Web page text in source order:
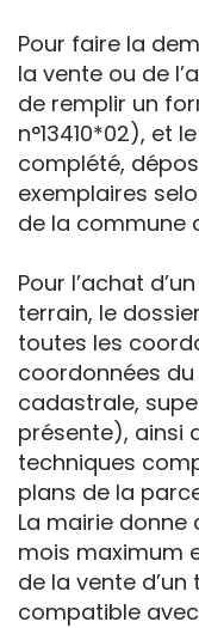
Pour faire la
la vente ou de
de remplir un
n°13410*02), et
complété,
exemplaires
de la commune
Pour l’achat
terrain, le
toutes les
coordonnées
cadastrale,
présente), ainsi
techniques
plans de la
La mairie donne
mois maximum
de la vente
compatible